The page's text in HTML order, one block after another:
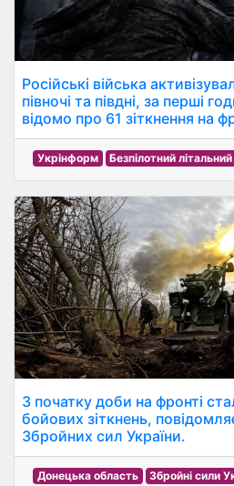
Російські війська
півночі та півдні, за перші
відомо про 61 зіткнення на
Укрінформ Безпілотний
З початку доби на фронті
бойових зіткнень,
Збройних сил України.
Донецька область
Збройні сили